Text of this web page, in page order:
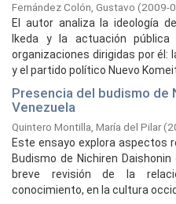
Fernández Colón, Gustavo (2009-
El autor analiza la ideología
Ikeda y la actuación
organizaciones dirigidas por él:
y el partido político Nuevo
Presencia del budismo de
Venezuela
Quintero Montilla, María del Pilar(
Este ensayo explora aspectos
Budismo de Nichiren
breve revisión de la
conocimiento, en la cultura